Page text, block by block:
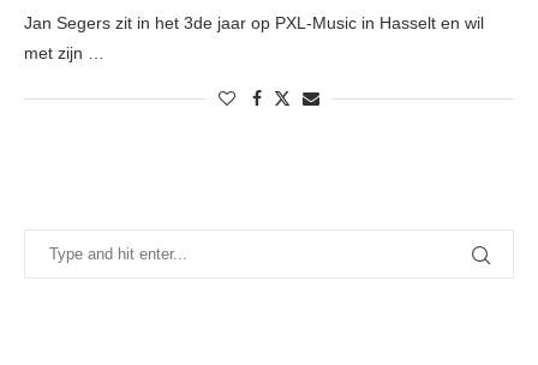
Jan Segers zit in het 3de jaar op PXL-Music in Hasselt en wil
met zijn …